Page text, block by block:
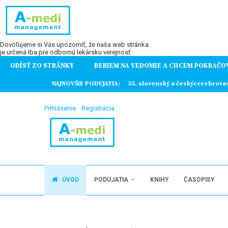
Dovoľujeme si Vás upozorniť, že naša web stránka
je určená iba pre odbornú lekársku verejnosť.
ODÍSŤ ZO STRÁNKY BERIEM NA VEDOMIE A CHCEM
NAJNOVŠIE PODUJATIA: 55. slovenský a
Prihlásenie Registrácia
ÚVOD PODUJATIA KNIHY ČASOPISY